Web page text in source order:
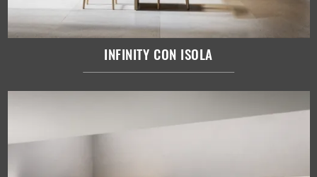
INFINITY CON ISOLA